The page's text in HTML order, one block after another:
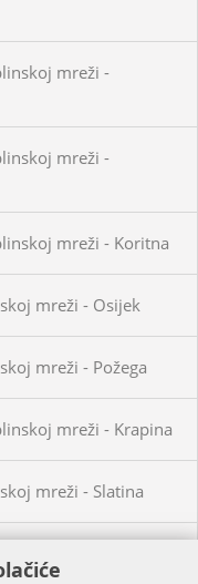
mreži -
mreži -
mreži - Koritna
mreži - Osijek
mreži - Požega
mreži - Krapina
mreži - Slatina